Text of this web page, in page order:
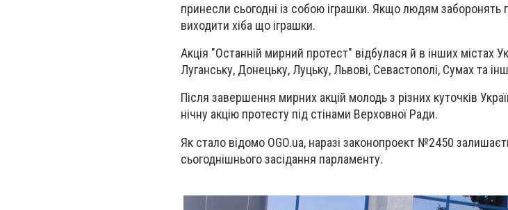
принесли сьогодні із собою іграшки. Якщо людям заборонять
виходити хіба що іграшки.
Акція "Останній мирний протест" відбулася й в інших містах
Луганську, Донецьку, Луцьку, Львові, Севастополі, Сумах та
Після завершення мирних акцій молодь з різних куточків
нічну акцію протесту під стінами Верховної Ради.
Як стало відомо OGO.ua, наразі законопроект №2450
сьогоднішнього засідання парламенту.